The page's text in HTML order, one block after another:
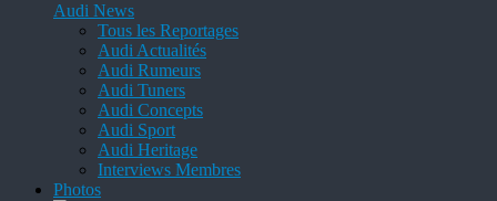
Audi News
Tous les Reportages
Audi Actualités
Audi Rumeurs
Audi Tuners
Audi Concepts
Audi Sport
Audi Heritage
Interviews Membres
Photos